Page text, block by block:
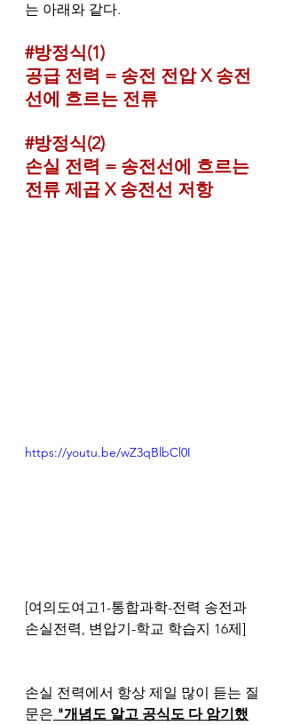
는 아래와 같다.
#방정식(1)
공급 전력 = 송전 전압 X 송전
선에 흐르는 전류
#방정식(2)
손실 전력 = 송전선에 흐르는
전류 제곱 X 송전선 저항
https://youtu.be/wZ3qBlbCl0I
[여의도여고1-통합과학-전력 송전과
손실전력, 변압기-학교 학습지 16제]
손실 전력에서 항상 제일 많이 듣는 질
문은 "개념도 알고 공식도 다 암기했